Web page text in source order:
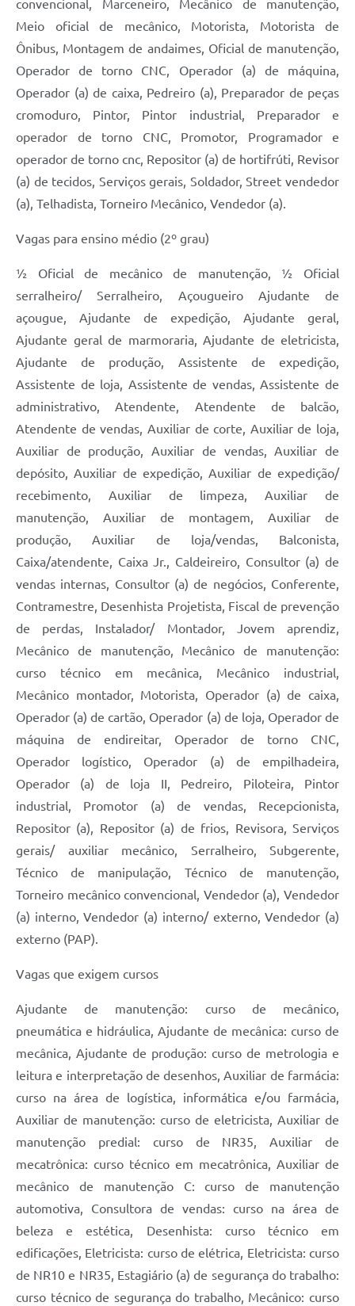
convencional, Marceneiro, Mecânico de manutenção,
Meio oficial de mecânico, Motorista, Motorista de
Ônibus, Montagem de andaimes, Oficial de manutenção,
Operador de torno CNC, Operador (a) de máquina,
Operador (a) de caixa, Pedreiro (a), Preparador de peças
cromoduro, Pintor, Pintor industrial, Preparador e
operador de torno CNC, Promotor, Programador e
operador de torno cnc, Repositor (a) de hortifrúti, Revisor
(a) de tecidos, Serviços gerais, Soldador, Street vendedor
(a), Telhadista, Torneiro Mecânico, Vendedor (a).
Vagas para ensino médio (2º grau)
½ Oficial de mecânico de manutenção, ½ Oficial
serralheiro/ Serralheiro, Açougueiro Ajudante de
açougue, Ajudante de expedição, Ajudante geral,
Ajudante geral de marmoraria, Ajudante de eletricista,
Ajudante de produção, Assistente de expedição,
Assistente de loja, Assistente de vendas, Assistente de
administrativo, Atendente, Atendente de balcão,
Atendente de vendas, Auxiliar de corte, Auxiliar de loja,
Auxiliar de produção, Auxiliar de vendas, Auxiliar de
depósito, Auxiliar de expedição, Auxiliar de expedição/
recebimento, Auxiliar de limpeza, Auxiliar de
manutenção, Auxiliar de montagem, Auxiliar de
produção, Auxiliar de loja/vendas, Balconista,
Caixa/atendente, Caixa Jr., Caldeireiro, Consultor (a) de
vendas internas, Consultor (a) de negócios, Conferente,
Contramestre, Desenhista Projetista, Fiscal de prevenção
de perdas, Instalador/ Montador, Jovem aprendiz,
Mecânico de manutenção, Mecânico de manutenção:
curso técnico em mecânica, Mecânico industrial,
Mecânico montador, Motorista, Operador (a) de caixa,
Operador (a) de cartão, Operador (a) de loja, Operador de
máquina de endireitar, Operador de torno CNC,
Operador logístico, Operador (a) de empilhadeira,
Operador (a) de loja II, Pedreiro, Piloteira, Pintor
industrial, Promotor (a) de vendas, Recepcionista,
Repositor (a), Repositor (a) de frios, Revisora, Serviços
gerais/ auxiliar mecânico, Serralheiro, Subgerente,
Técnico de manipulação, Técnico de manutenção,
Torneiro mecânico convencional, Vendedor (a), Vendedor
(a) interno, Vendedor (a) interno/ externo, Vendedor (a)
externo (PAP).
Vagas que exigem cursos
Ajudante de manutenção: curso de mecânico,
pneumática e hidráulica, Ajudante de mecânica: curso de
mecânica, Ajudante de produção: curso de metrologia e
leitura e interpretação de desenhos, Auxiliar de farmácia:
curso na área de logística, informática e/ou farmácia,
Auxiliar de manutenção: curso de eletricista, Auxiliar de
manutenção predial: curso de NR35, Auxiliar de
mecatrônica: curso técnico em mecatrônica, Auxiliar de
mecânico de manutenção C: curso de manutenção
automotiva, Consultora de vendas: curso na área de
beleza e estética, Desenhista: curso técnico em
edificações, Eletricista: curso de elétrica, Eletricista: curso
de NR10 e NR35, Estagiário (a) de segurança do trabalho:
curso técnico de segurança do trabalho, Mecânico: curso